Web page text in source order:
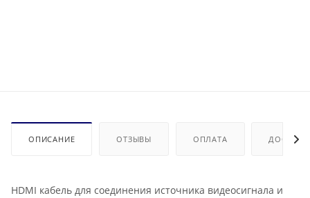
ОПИСАНИЕ ОТЗЫВЫ ОПЛАТА
HDMI кабель для соединения источника видеосигнала и